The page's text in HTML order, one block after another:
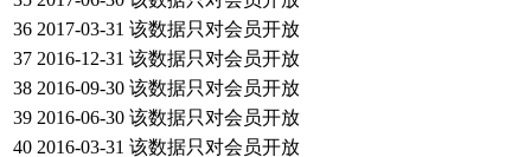
36 2017-03-31 该数据只对会员开放
37 2016-12-31 该数据只对会员开放
38 2016-09-30 该数据只对会员开放
39 2016-06-30 该数据只对会员开放
40 2016-03-31 该数据只对会员开放